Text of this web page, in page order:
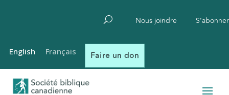
Nous joindre S’abonner
Faire un don
English Français